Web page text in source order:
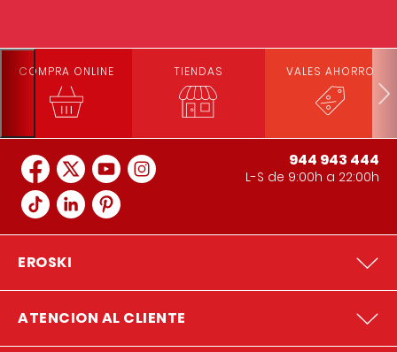
COMPRA ONLINE TIENDAS VALES AHORRO
944 943 444
L-S de 9:00h a 22:00h
EROSKI
ATENCION AL CLIENTE